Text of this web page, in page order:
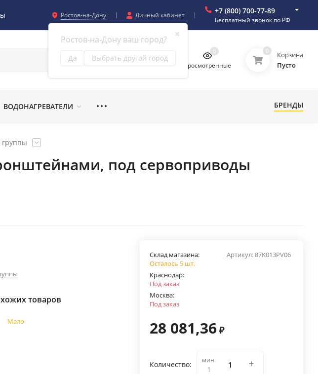
Ростов-на-Дону
✖
Ростов-на-Дону ваш город?
Да Выбрать другой город
Личный кабинет +7 (800) 700-77-89
Бесплатный звонок по РФ
Просмотренные
0 0
Корзина
Пусто
ВОДОНАГРЕВАТЕЛИ БРЕНДЫ
группы
под сервоприводы
товаров
Мало
Артикул:87K013PV06
Склад магазина:
Осталось 5 шт.
Краснодар:
Под заказ
Москва:
Под заказ
28 081,36 ₽
Количество:
мин.
1